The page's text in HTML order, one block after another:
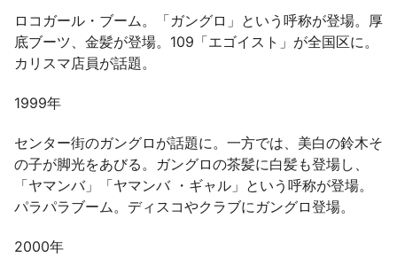
ロコガール・ブーム。「ガングロ」という呼称が登場。厚
底ブーツ、金髪が登場。109「エゴイスト」が全国区に。
カリスマ店員が話題。
1999年
センター街のガングロが話題に。一方では、美白の鈴木そ
の子が脚光をあびる。ガングロの茶髪に白髪も登場し、
「ヤマンバ」「ヤマンバ ・ギャル」という呼称が登場。
パラパラブーム。ディスコやクラブにガングロ登場。
2000年